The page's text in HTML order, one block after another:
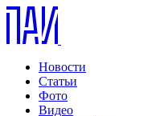
Новости
Статьи
Фото
Видео